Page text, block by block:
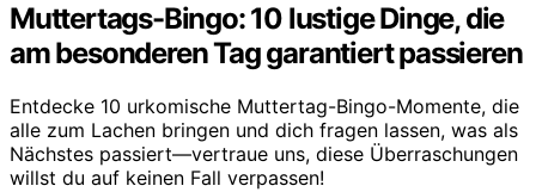
Muttertags-Bingo: 10 lustige Dinge, die
am besonderen Tag garantiert passieren
Entdecke 10 urkomische Muttertag-Bingo-Momente, die
alle zum Lachen bringen und dich fragen lassen, was als
Nächstes passiert—vertraue uns, diese Überraschungen
willst du auf keinen Fall verpassen!